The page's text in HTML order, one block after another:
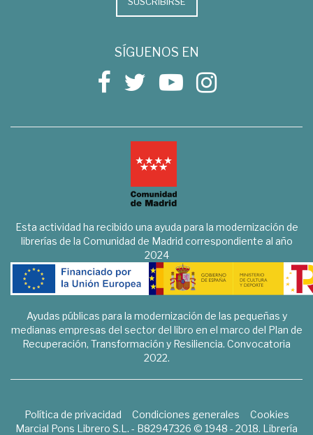
SÍGUENOS EN
Esta actividad ha recibido una ayuda para la modernización de
librerías de la Comunidad de Madrid correspondiente al año
2024
Ayudas públicas para la modernización de las pequeñas y
medianas empresas del sector del libro en el marco del Plan de
Recuperación, Transformación y Resiliencia. Convocatoria
2022.
Política de privacidad Condiciones generales
Cookies
Marcial Pons Librero S.L. - B82947326 © 1948 - 2018. Librería